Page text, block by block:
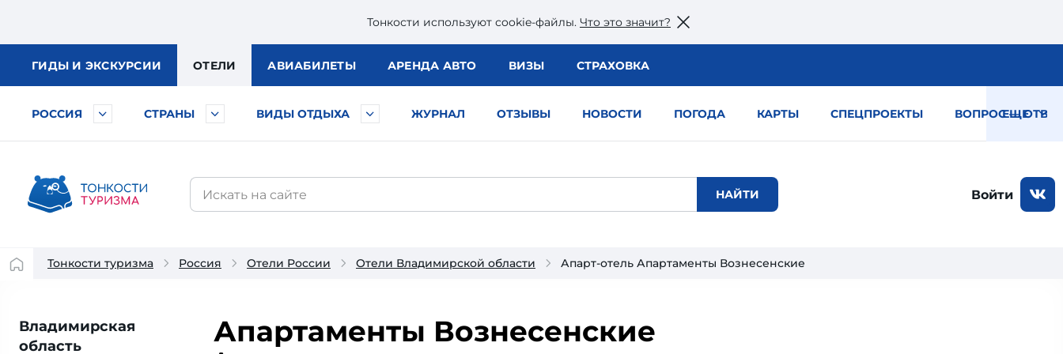
Тонкости используют сookie-файлы. Что это значит?
ГИДЫ И ЭКСКУРСИИ ОТЕЛИ АВИАБИЛЕТЫ АРЕНДА АВТО ВИЗЫ СТРАХОВКА
РОССИЯ СТРАНЫ ВИДЫ ОТДЫХА ЖУРНАЛ ОТЗЫВЫ НОВОСТИ ПОГОДА КАРТЫ СПЕЦПРОЕКТЫ ВОПРОС — ОТВЕТ
ЕЩЕ
Войти
Тонкости туризма Россия Отели России Отели Владимирской области Апарт-отель Апартаменты Вознесенские
Владимирская
область
Апартаменты Вознесенские